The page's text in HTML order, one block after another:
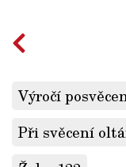
Výročí
Při svěcení